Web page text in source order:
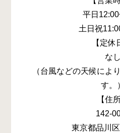
平日
土日祝
【定休
なし
（台風などの天候によ
す。
【住
142-
東京都品川